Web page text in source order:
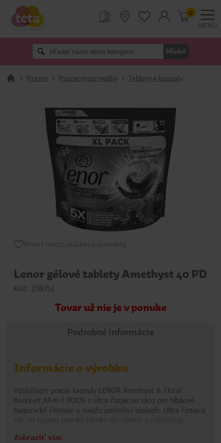
MENU
Hľadať
0
> Pranie > Pracie prostriedky > Tablety a kapsuly
Lenor gélové tablety Amethyst 40 PD
Kód: 258351
Tovar už nie je v ponuke
Podrobné informácie
Informácie o výrobku
Vyskúšajte pracie kapsuly LENOR Amethyst & Floral
Bouquet All-in-1 PODS s ultra čistiacou silou pre hĺbkové
hygienické čistenie a sviežu posteľnú bielizeň. Ultra čistiaca
sila od Lenoru preniká hlboko do vlákien a odstraňuje
teplotách prania a zároveň za sebou zanecháva
Zobraziť viac